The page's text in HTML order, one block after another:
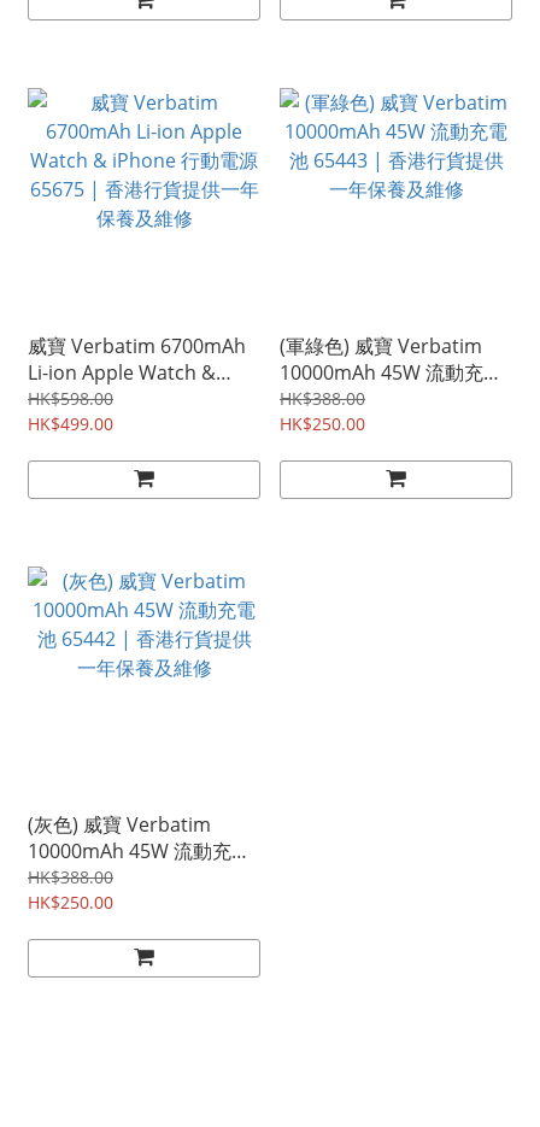
威寶 Verbatim 6700mAh
Li-ion Apple Watch &
iPhone 行動電源 65675 |
香港行貨提供一年保養及維
HK$598.00
HK$499.00
(軍綠色) 威寶 Verbatim
10000mAh 45W 流動充電
池 65443 | 香港行貨提供
一年保養及維修
HK$388.00
HK$250.00
(灰色) 威寶 Verbatim
10000mAh 45W 流動充電
池 65442 | 香港行貨提供
一年保養及維修
HK$388.00
HK$250.00